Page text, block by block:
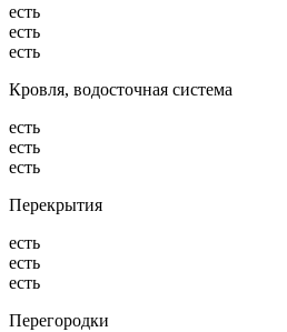
есть
есть
есть
Кровля, водосточная система
есть
есть
есть
Перекрытия
есть
есть
есть
Перегородки